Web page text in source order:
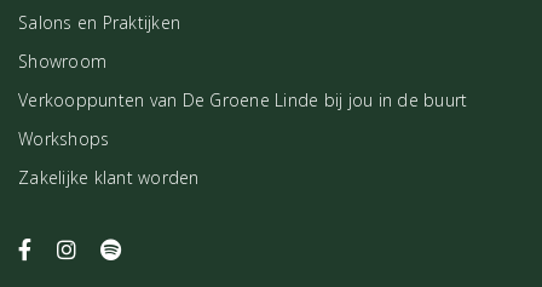
Salons en Praktijken
Showroom
Verkooppunten van De Groene Linde bij jou in de buurt
Workshops
Zakelijke klant worden